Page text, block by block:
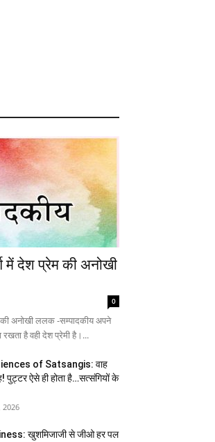
में देश प्रेम की अनोखी
0
अनोखी ललक -सम्पादकीय अपने
है वही देश प्रेमी है।...
of Satsangis: वाह
पुट्टर ऐसे ही होता है…सत्संगियों के
2026
खुशमिजाजी से जीओ हर पल